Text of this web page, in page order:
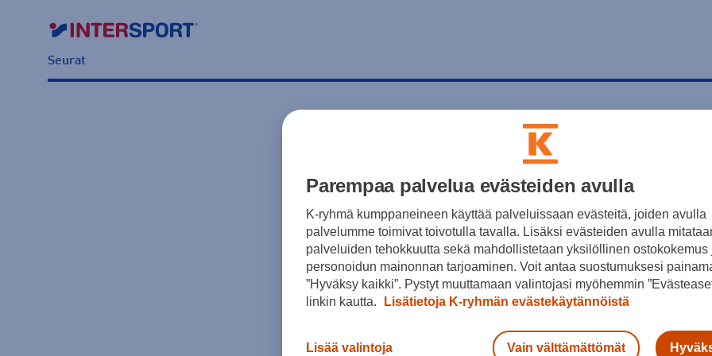
Seurat
Parempaa palvelua evästeiden avulla
K-ryhmä kumppaneineen käyttää palveluissaan evästeitä, joiden avulla
palvelumme toimivat toivotulla tavalla. Lisäksi evästeiden avulla
palveluiden tehokkuutta sekä mahdollistetaan yksilöllinen ostokokemus
personoidun mainonnan tarjoaminen. Voit antaa suostumuksesi
”Hyväksy kaikki”. Pystyt muuttamaan valintojasi myöhemmin
linkin kautta.
Lisätietoja K-ryhmän evästekäytännöistä
Lisää valintoja Vain välttämättömät